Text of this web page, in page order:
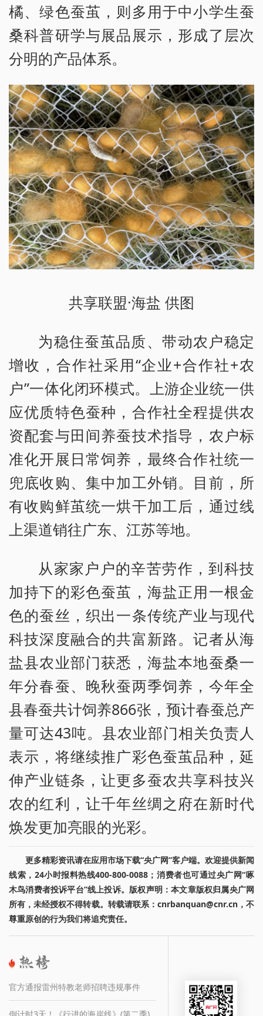
橘、绿色蚕茧，则多用于中小学生蚕
桑科普研学与展品展示，形成了层次
分明的产品体系。
共享联盟·海盐 供图
为稳住蚕茧品质、带动农户稳定
增收，合作社采用“企业+合作社+农
户”一体化闭环模式。上游企业统一供
应优质特色蚕种，合作社全程提供农
资配套与田间养蚕技术指导，农户标
准化开展日常饲养，最终合作社统一
兜底收购、集中加工外销。目前，所
有收购鲜茧统一烘干加工后，通过线
上渠道销往广东、江苏等地。
从家家户户的辛苦劳作，到科技
加持下的彩色蚕茧，海盐正用一根金
色的蚕丝，织出一条传统产业与现代
科技深度融合的共富新路。记者从海
盐县农业部门获悉，海盐本地蚕桑一
年分春蚕、晚秋蚕两季饲养，今年全
县春蚕共计饲养866张，预计春蚕总产
量可达43吨。县农业部门相关负责人
表示，将继续推广彩色蚕茧品种，延
伸产业链条，让更多蚕农共享科技兴
农的红利，让千年丝绸之府在新时代
焕发更加亮眼的光彩。
更多精彩资讯请在应用市场下载“央广网”客户端。欢迎提供新闻
线索，24小时报料热线400-800-0088；消费者也可通过央广网“啄
木鸟消费者投诉平台”线上投诉。版权声明：本文章版权归属央广网
所有，未经授权不得转载。转载请联系：cnrbanquan@cnr.cn，不
尊重原创的行为我们将追究责任。
官方通报雷州特教老师招聘违规事件